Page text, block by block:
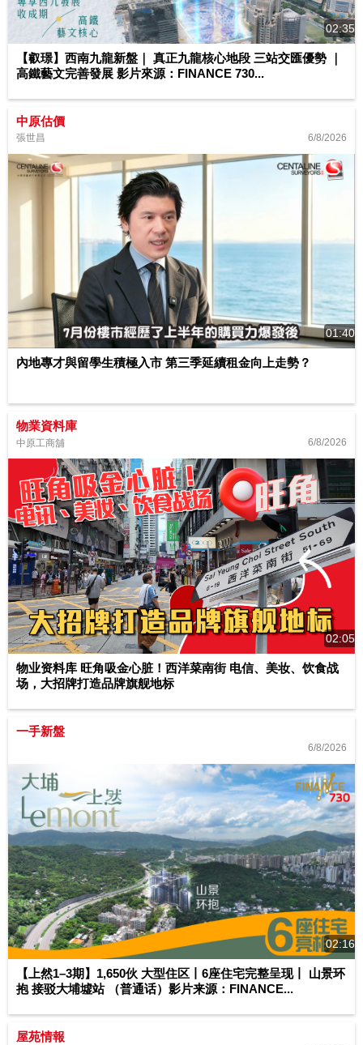
02:35
【叡璟】西南九龍新盤｜ 真正九龍核心地段 三站交匯優勢 ｜
高鐵藝文完善發展 影片來源：FINANCE 730...
中原估價
張世昌 6/8/2026
01:40
內地專才與留學生積極入市 第三季延續租金向上走勢？
物業資料庫
中原工商舖 6/8/2026
02:05
物业资料库 旺角吸金心脏！西洋菜南街 电信、美妆、饮食战
场，大招牌打造品牌旗舰地标
一手新盤
6/8/2026
02:16
【上然1–3期】1,650伙 大型住区丨6座住宅完整呈现丨 山景环
抱 接驳大埔墟站 （普通话）影片来源：FINANCE...
屋苑情報